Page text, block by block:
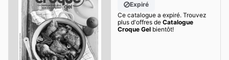
Expiré
Ce catalogue a expiré. Trouvez
plus d'offres de Catalogue
Croque Gelbientôt!